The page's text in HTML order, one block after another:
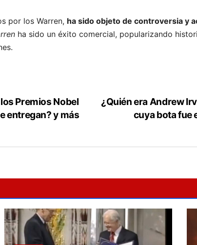
por los Warren, ha sido objeto de controversia y
ha sido un éxito comercial, popularizando
¿Quién era Andrew
cuya bota fue
Premios Nobel
entregan? y más